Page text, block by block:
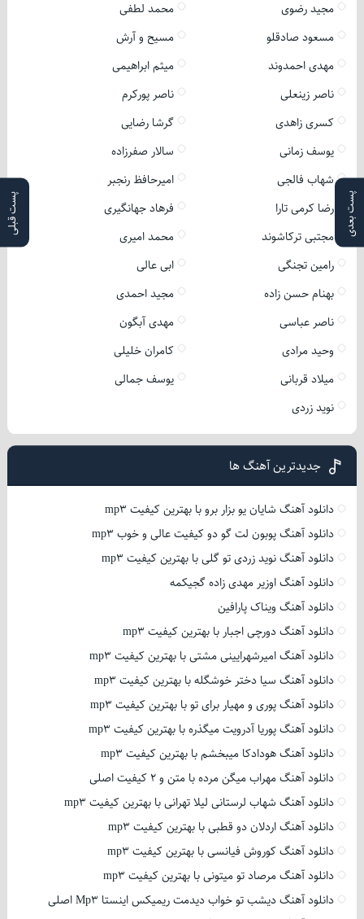
پست بعدی پست قبلی
مجید رضوی
محمد لطفی
مسعود صادقلو
مسیح و آرش
مهدی احمدوند
میثم ابراهیمی
ناصر زینعلی
ناصر پورکرم
کسری زاهدی
گرشا رضایی
یوسف زمانی
سالار صفرزاده
شهاب فالجی
امیرحافظ رنجبر
رضا کرمی تارا
فرهاد جهانگیری
مجتبی ترکاشوند
محمد امیری
رامین تجنگی
ابی عالی
بهنام حسن زاده
مجید احمدی
ناصر عباسی
مهدی آبگون
وحید مرادی
کامران خلیلی
میلاد قربانی
یوسف جمالی
نوید زردی
جدیدترین آهنگ ها
دانلود آهنگ شایان یو بزار برو با بهترین کیفیت mp3
دانلود آهنگ پوبون لت گو دو کیفیت عالی و خوب mp3
دانلود آهنگ نوید زردی تو گلی با بهترین کیفیت mp3
دانلود آهنگ اوزیر مهدی زاده گجیکمه
دانلود آهنگ ویناک پارافین
دانلود آهنگ دورچی اجبار با بهترین کیفیت mp3
دانلود آهنگ امیرشهرایینی مشتی با بهترین کیفیت mp3
دانلود آهنگ سیا دختر خوشگله با بهترین کیفیت mp3
دانلود آهنگ پوری و مهیار برای تو با بهترین کیفیت mp3
دانلود آهنگ پوریا آدرویت میگذره با بهترین کیفیت mp3
دانلود آهنگ هودادکا میبخشم با بهترین کیفیت mp3
دانلود آهنگ مهراب میگن مرده با متن و 2 کیفیت اصلی
دانلود آهنگ شهاب لرستانی لیلا تهرانی با بهترین کیفیت mp3
دانلود آهنگ اردلان دو قطبی با بهترین کیفیت mp3
دانلود آهنگ کوروش فیانسی با بهترین کیفیت mp3
دانلود آهنگ مرصاد تو میتونی با بهترین کیفیت mp3
دانلود آهنگ دیشب تو خواب دیدمت ریمیکس اینستا Mp3 اصلی